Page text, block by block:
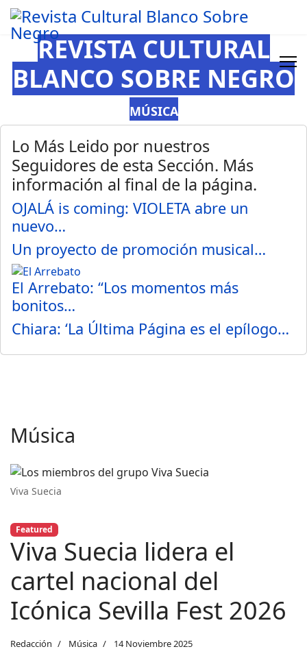
REVISTA CULTURAL
BLANCO SOBRE NEGRO
MÚSICA
Lo Más Leido por nuestros
Seguidores de esta Sección. Más
información al final de la página.
OJALÁ is coming: VIOLETA abre un
nuevo…
Un proyecto de promoción musical…
El Arrebato: “Los momentos más
bonitos…
Chiara: ‘La Última Página es el epílogo…
Música
Viva Suecia
Featured
Viva Suecia lidera el
cartel nacional del
Icónica Sevilla Fest 2026
Redacción Música 14 Noviembre 2025